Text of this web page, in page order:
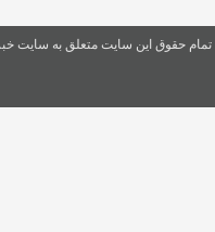
تمام حقوق این سایت متعلق به سایت